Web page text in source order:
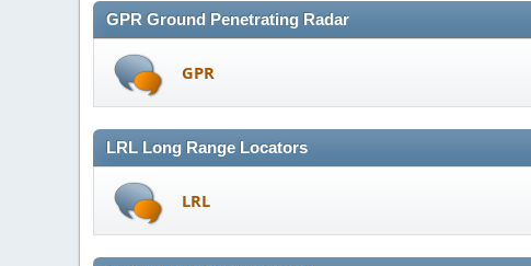
GPR Ground Penetrating Radar
GPR
LRL Long Range Locators
LRL